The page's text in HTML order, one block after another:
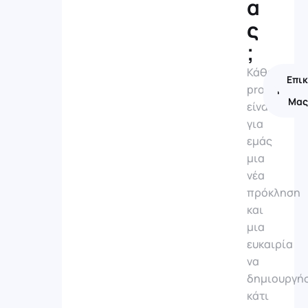
α
ς
;
Κάθε
project
είναι
για
εμάς
μια
νέα
πρόκληση
και
μια
ευκαιρία
να
κάτι
Το
Μας